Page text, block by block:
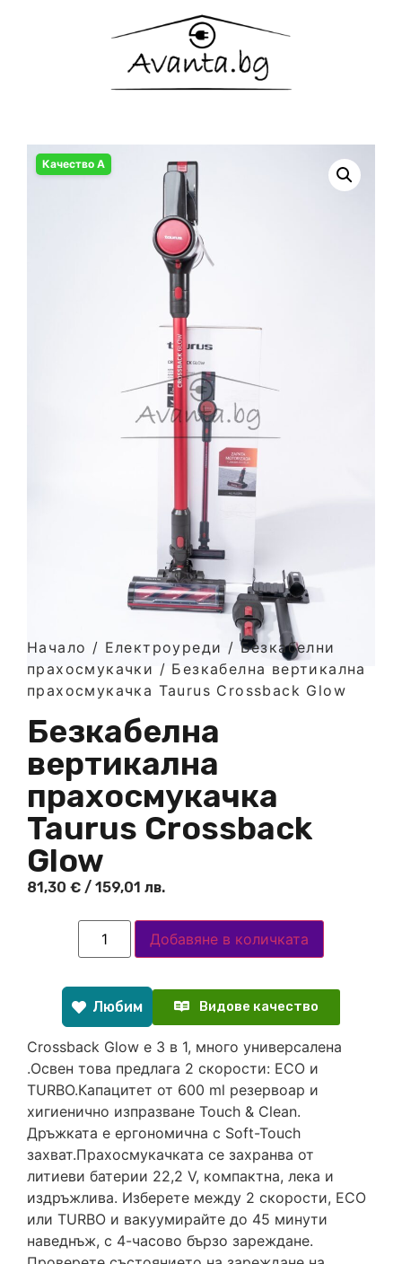
Качество А
Начало / Електроуреди /Безкабелни
прахосмукачки / Безкабелна вертикална
прахосмукачка Taurus Crossback Glow
Безкабелна
вертикална
прахосмукачка
Taurus Crossback
Glow
81,30 € / 159,01 лв.
Добавяне в количката
Любим Видове качество
Crossback Glow е 3 в 1, много универсаленa
.Освен това предлага 2 скорости: ECO и
TURBO.Капацитет от 600 ml резервоар и
хигиенично изпразване Touch & Clean.
Дръжката е ергономична с Soft-Touch
захват.Прахосмукачката се захранва от
литиеви батерии 22,2 V, компактна, лека и
издръжлива. Изберете между 2 скорости, ECO
или TURBO и вакуумирайте до 45 минути
наведнъж, с 4-часово бързо зареждане.